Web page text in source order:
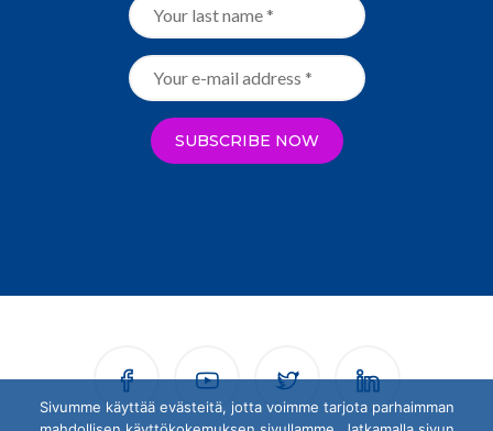
Sivumme käyttää evästeitä, jotta voimme tarjota parhaimman